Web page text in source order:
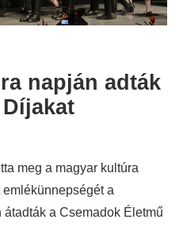
napján adták
meg a magyar kultúra
a
a Csemadok Életmű